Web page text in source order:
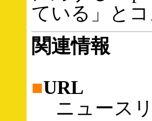
ている」と
関連情報
■URL
ニュースリ